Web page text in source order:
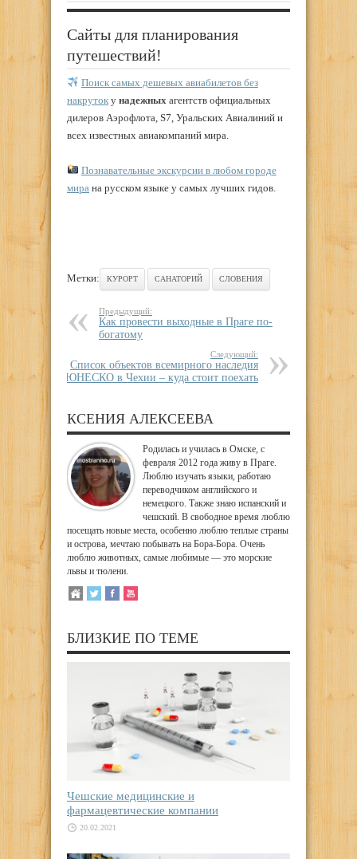
Сайты для планирования
путешествий!
Поиск самых дешевых авиабилетов без
накруток у надежных агентств официальных
дилеров Аэрофлота, S7, Уральских Авиалиний и
всех известных авиакомпаний мира.
Познавательные экскурсии в любом городе
мира на русском языке у самых лучших гидов.
Метки: КУРОРТ САНАТОРИЙ СЛОВЕНИЯ
Предыдущий:
Как провести выходные в Праге по-
богатому
Следующий:
Список объектов всемирного наследия
ЮНЕСКО в Чехии – куда стоит поехать
КСЕНИЯ АЛЕКСЕЕВА
Родилась и училась в Омске, с
февраля 2012 года живу в Праге.
Люблю изучать языки, работаю
переводчиком английского и
немецкого. Также знаю испанский и
чешский. В свободное время люблю
посещать новые места, особенно люблю теплые страны
и острова, мечтаю побывать на Бора-Бора. Очень
люблю животных, самые любимые — это морские
львы и тюлени.
БЛИЗКИЕ ПО ТЕМЕ
Чешские медицинские и
фармацевтические компании
20.02.2021